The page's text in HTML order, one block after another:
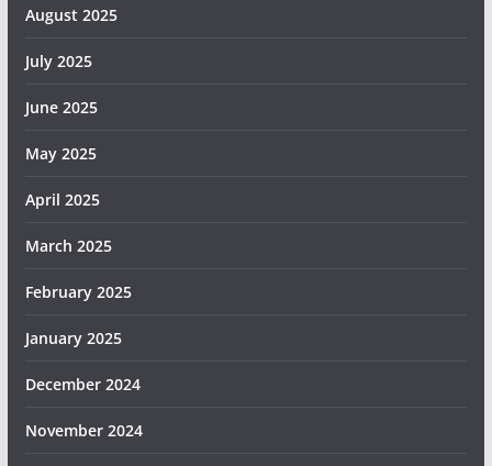
August 2025
July 2025
June 2025
May 2025
April 2025
March 2025
February 2025
January 2025
December 2024
November 2024